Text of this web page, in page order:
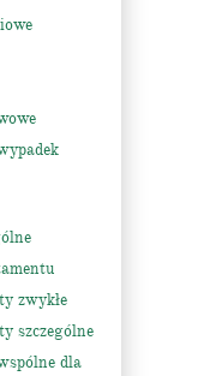
zwykłe
szczególne
dla